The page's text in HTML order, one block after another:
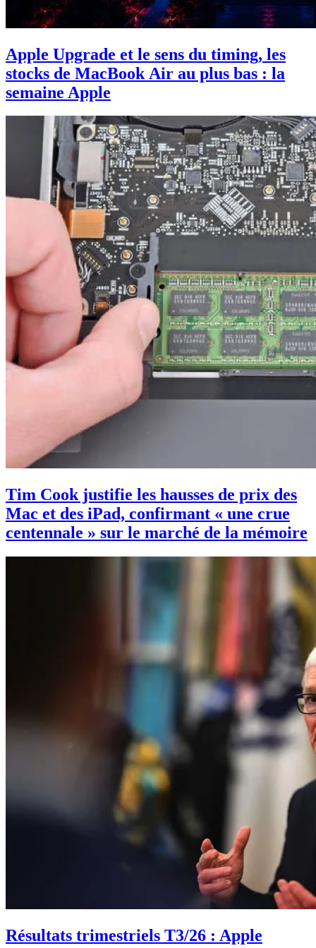
Apple Upgrade et le sens du timing, les
stocks de MacBook Air au plus bas : la
semaine Apple
Tim Cook justifie les hausses de prix des
Mac et des iPad, confirmant « une crue
centennale » sur le marché de la mémoire
Résultats trimestriels T3/26 : Apple